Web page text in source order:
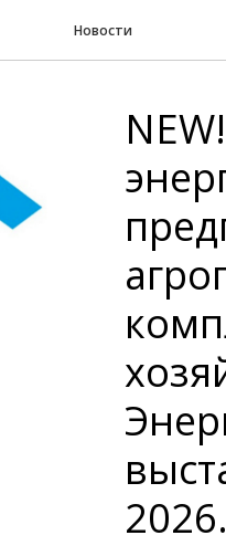
Новости
2026.